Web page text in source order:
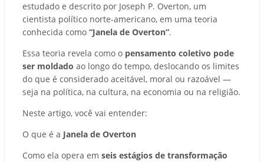
estudado e descrito por Joseph P. Overton, um
cientista político norte-americano, em uma teoria
conhecida como “Janela de Overton”.
Essa teoria revela como o pensamento coletivo pode
ser moldado ao longo do tempo, deslocando os limites
do que é considerado aceitável, moral ou razoável —
seja na política, na cultura, na economia ou na religião.
Neste artigo, você vai entender:
O que é a Janela de Overton
Como ela opera em seis estágios de transformação